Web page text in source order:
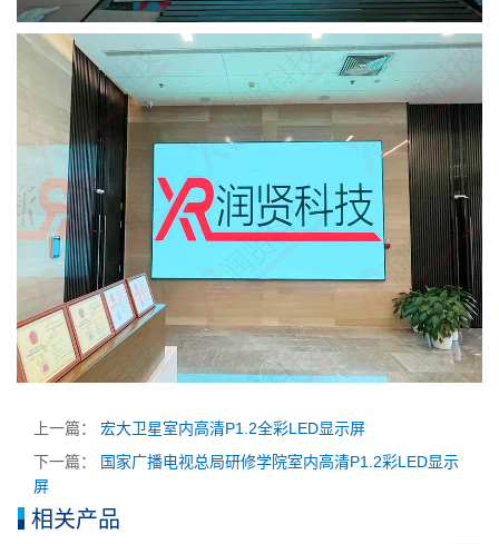
上一篇： 宏大卫星室内高清P1.2全彩LED显示屏
下一篇：
国家广播电视总局研修学院室内高清P1.2彩LED显示
屏
相关产品